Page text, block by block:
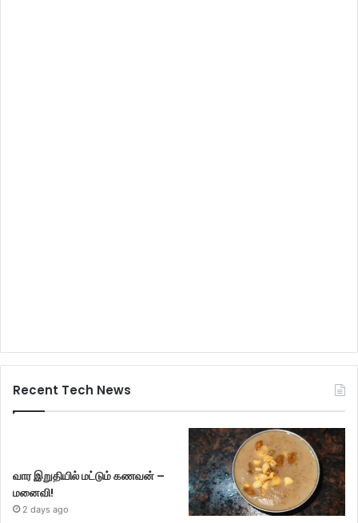
Recent Tech News
வார இறுதியில் மட்டும் கணவன் –
மனைவி!
2 days ago